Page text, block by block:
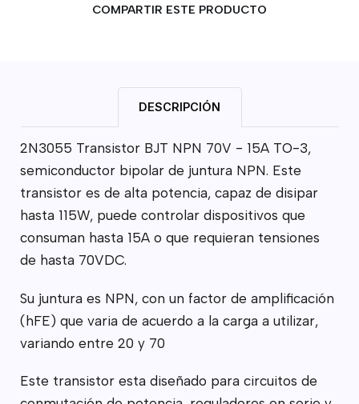
COMPARTIR ESTE PRODUCTO
DESCRIPCIÓN
2N3055 Transistor BJT NPN 70V - 15A TO-3,
semiconductor bipolar de juntura NPN. Este
transistor es de alta potencia, capaz de disipar
hasta 115W, puede controlar dispositivos que
consuman hasta 15A o que requieran tensiones
de hasta 70VDC.
Su juntura es NPN, con un factor de amplificación
(hFE) que varia de acuerdo a la carga a utilizar,
variando entre 20 y 70
Este transistor esta diseñado para circuitos de